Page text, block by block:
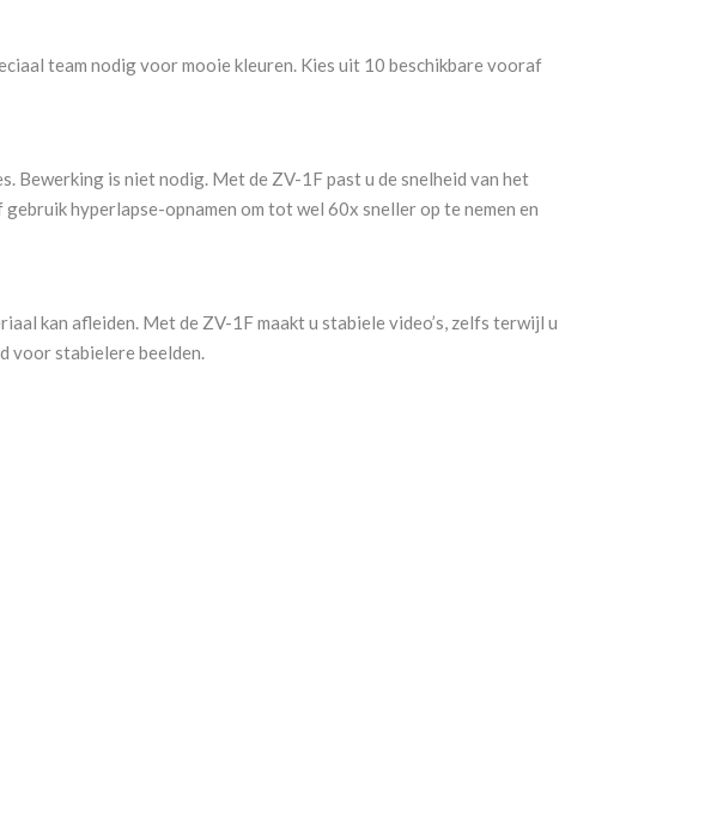
team nodig voor mooie kleuren. Kies uit 10 beschikbare vooraf
Bewerking is niet nodig. Met de ZV-1F past u de snelheid van het
hyperlapse-opnamen om tot wel 60x sneller op te nemen en
kan afleiden. Met de ZV-1F maakt u stabiele video’s, zelfs terwijl u
voor stabielere beelden.